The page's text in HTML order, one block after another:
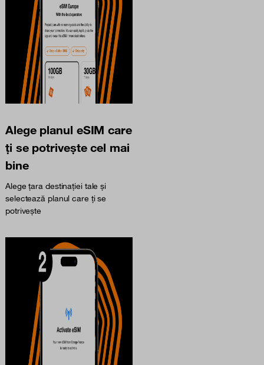
Alege planul eSIM care
ți se potrivește cel mai
bine
Alege țara destinației tale și
selectează planul care ți se
potrivește